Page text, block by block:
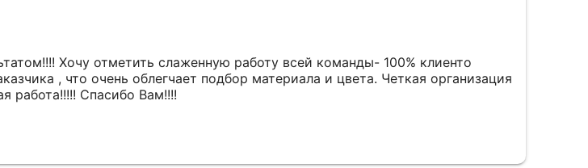
100% клиенто
, что очень облегчает подбор материала и цвета. Четкая организация
всего процесса- эскиз, согласование, сроки, доставка..... Отличная работа!!!!! Спасибо Вам!!!!